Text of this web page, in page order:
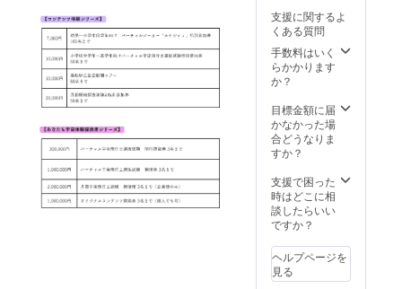
ただき
ます。
※制作
は、お
申し込
い人か
ら順に
行いま
す。
zai-
ap.com/
training
1 ※備考
欄に企
体名と
ご担当
者のお
名前を
くださ
い。改
めて
メール
連絡い
たしま
す。
支援に関するよ
くある質問
手数料はいく
らかかります
か？
目標金額に届
かなかった場
合どうなりま
すか？
支援で困った
時はどこに相
談したらいい
ですか？
ヘルプページを
見る